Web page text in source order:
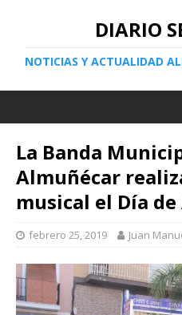
DIARIO
NOTICIAS Y ACTUALIDAD
La Banda
Almuñécar
musical el Día
febrero 25, 2019 Juan